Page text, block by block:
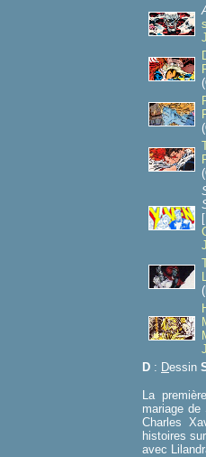
(
(
(
(
D : Dessin
La
mariage
Charles
histoires
avec